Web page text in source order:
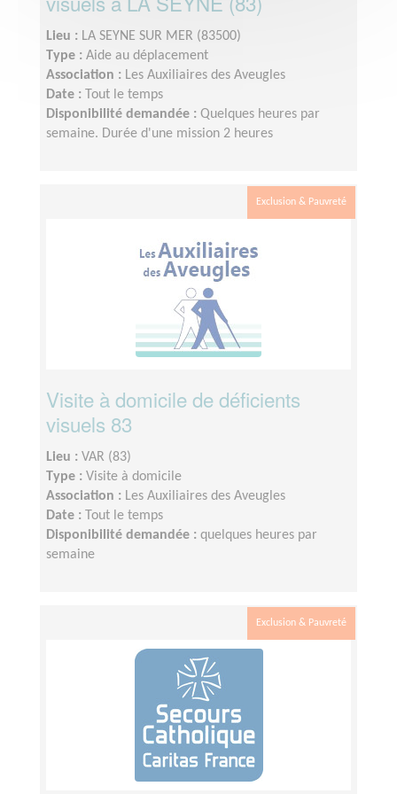
Lieu : LA SEYNE SUR MER (83500)
Type : Aide au déplacement
Association : Les Auxiliaires des Aveugles
Date :
Tout le temps
Disponibilité demandée : Quelques heures par
semaine. Durée d'une mission 2 heures
Exclusion & Pauvreté
Visite à domicile de déficients
visuels 83
Lieu : VAR (83)
Type : Visite à domicile
Association : Les Auxiliaires des Aveugles
Date :
Tout le temps
Disponibilité demandée : quelques heures par
semaine
Exclusion & Pauvreté